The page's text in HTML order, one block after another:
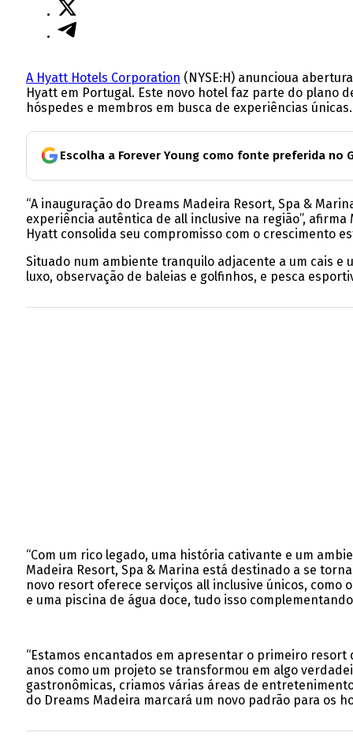
A Hyatt Hotels Corporation (NYSE:H) anuncioua
Hyatt em Portugal. Este novo hotel faz parte do plano
hóspedes e membros em busca de experiências únicas.
Escolha a Forever Young como fonte preferida no
“A inauguração do Dreams Madeira Resort, Spa &
experiência autêntica de all inclusive na região”,
Hyatt consolida seu compromisso com o crescimento
Situado num ambiente tranquilo adjacente a um cais e
luxo, observação de baleias e golfinhos, e pesca
“Com um rico legado, uma história cativante e um
Madeira Resort, Spa & Marina está destinado a se
novo resort oferece serviços all inclusive únicos,
e uma piscina de água doce, tudo isso
“Estamos encantados em apresentar o primeiro resort
anos como um projeto se transformou em algo
gastronômicas, criamos várias áreas de
do Dreams Madeira marcará um novo padrão para os